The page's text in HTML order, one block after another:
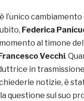
l’unico cambiamento
Federica
al timone
Francesco Vecchi.
in
notizie, è
questione sul suo